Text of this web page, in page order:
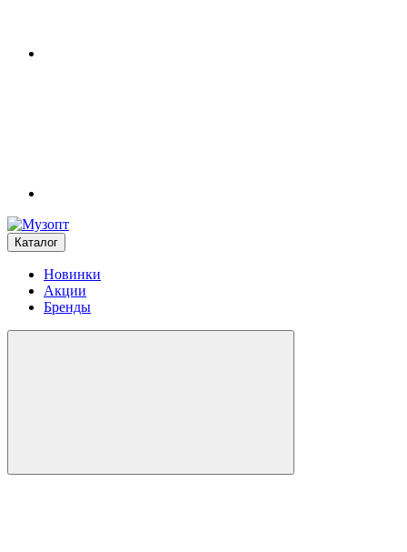
Каталог
Новинки
Акции
Бренды